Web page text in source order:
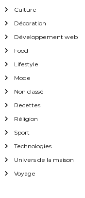
Culture
Décoration
Développement web
Food
Lifestyle
Mode
Non classé
Recettes
Réligion
Sport
Technologies
Univers de la maison
Voyage